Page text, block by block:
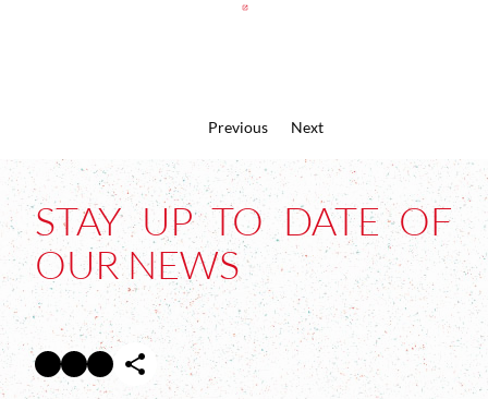
Previous Next
STAY UP TO DATE OF
OUR NEWS
Facebook Abre en nueva ventana
Twitter Abre en nueva ventana
InstagramAbre en nueva ventana